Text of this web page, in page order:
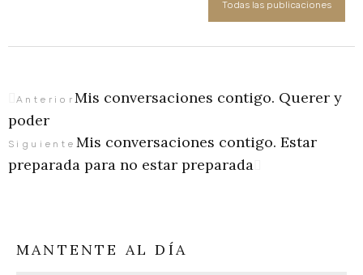
Todas las publicaciones
Ant
AnteriorMis conversaciones contigo. Querer y
poder
Siguiente Mis conversaciones contigo. Estar
preparada para no estar preparada
Siguiente
MANTENTE AL DÍA